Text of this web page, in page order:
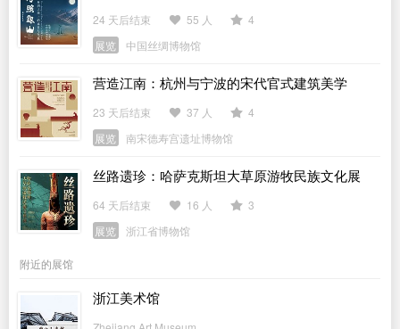
24 天后结束 55 人
4
展览
中国丝绸博物馆
营造江南：杭州与宁波的宋代官式建筑美学
23 天后结束 37 人
4
展览
南宋德寿宫遗址博物馆
丝路遗珍：哈萨克斯坦大草原游牧民族文化展
64 天后结束 16 人
3
展览
浙江省博物馆
附近的展馆
浙江美术馆